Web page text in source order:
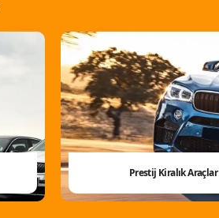
Prestij Kiralık Araçlar